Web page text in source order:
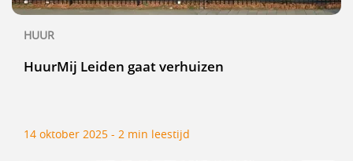
HUUR
HuurMij Leiden gaat verhuizen
14 oktober 2025 - 2 min leestijd